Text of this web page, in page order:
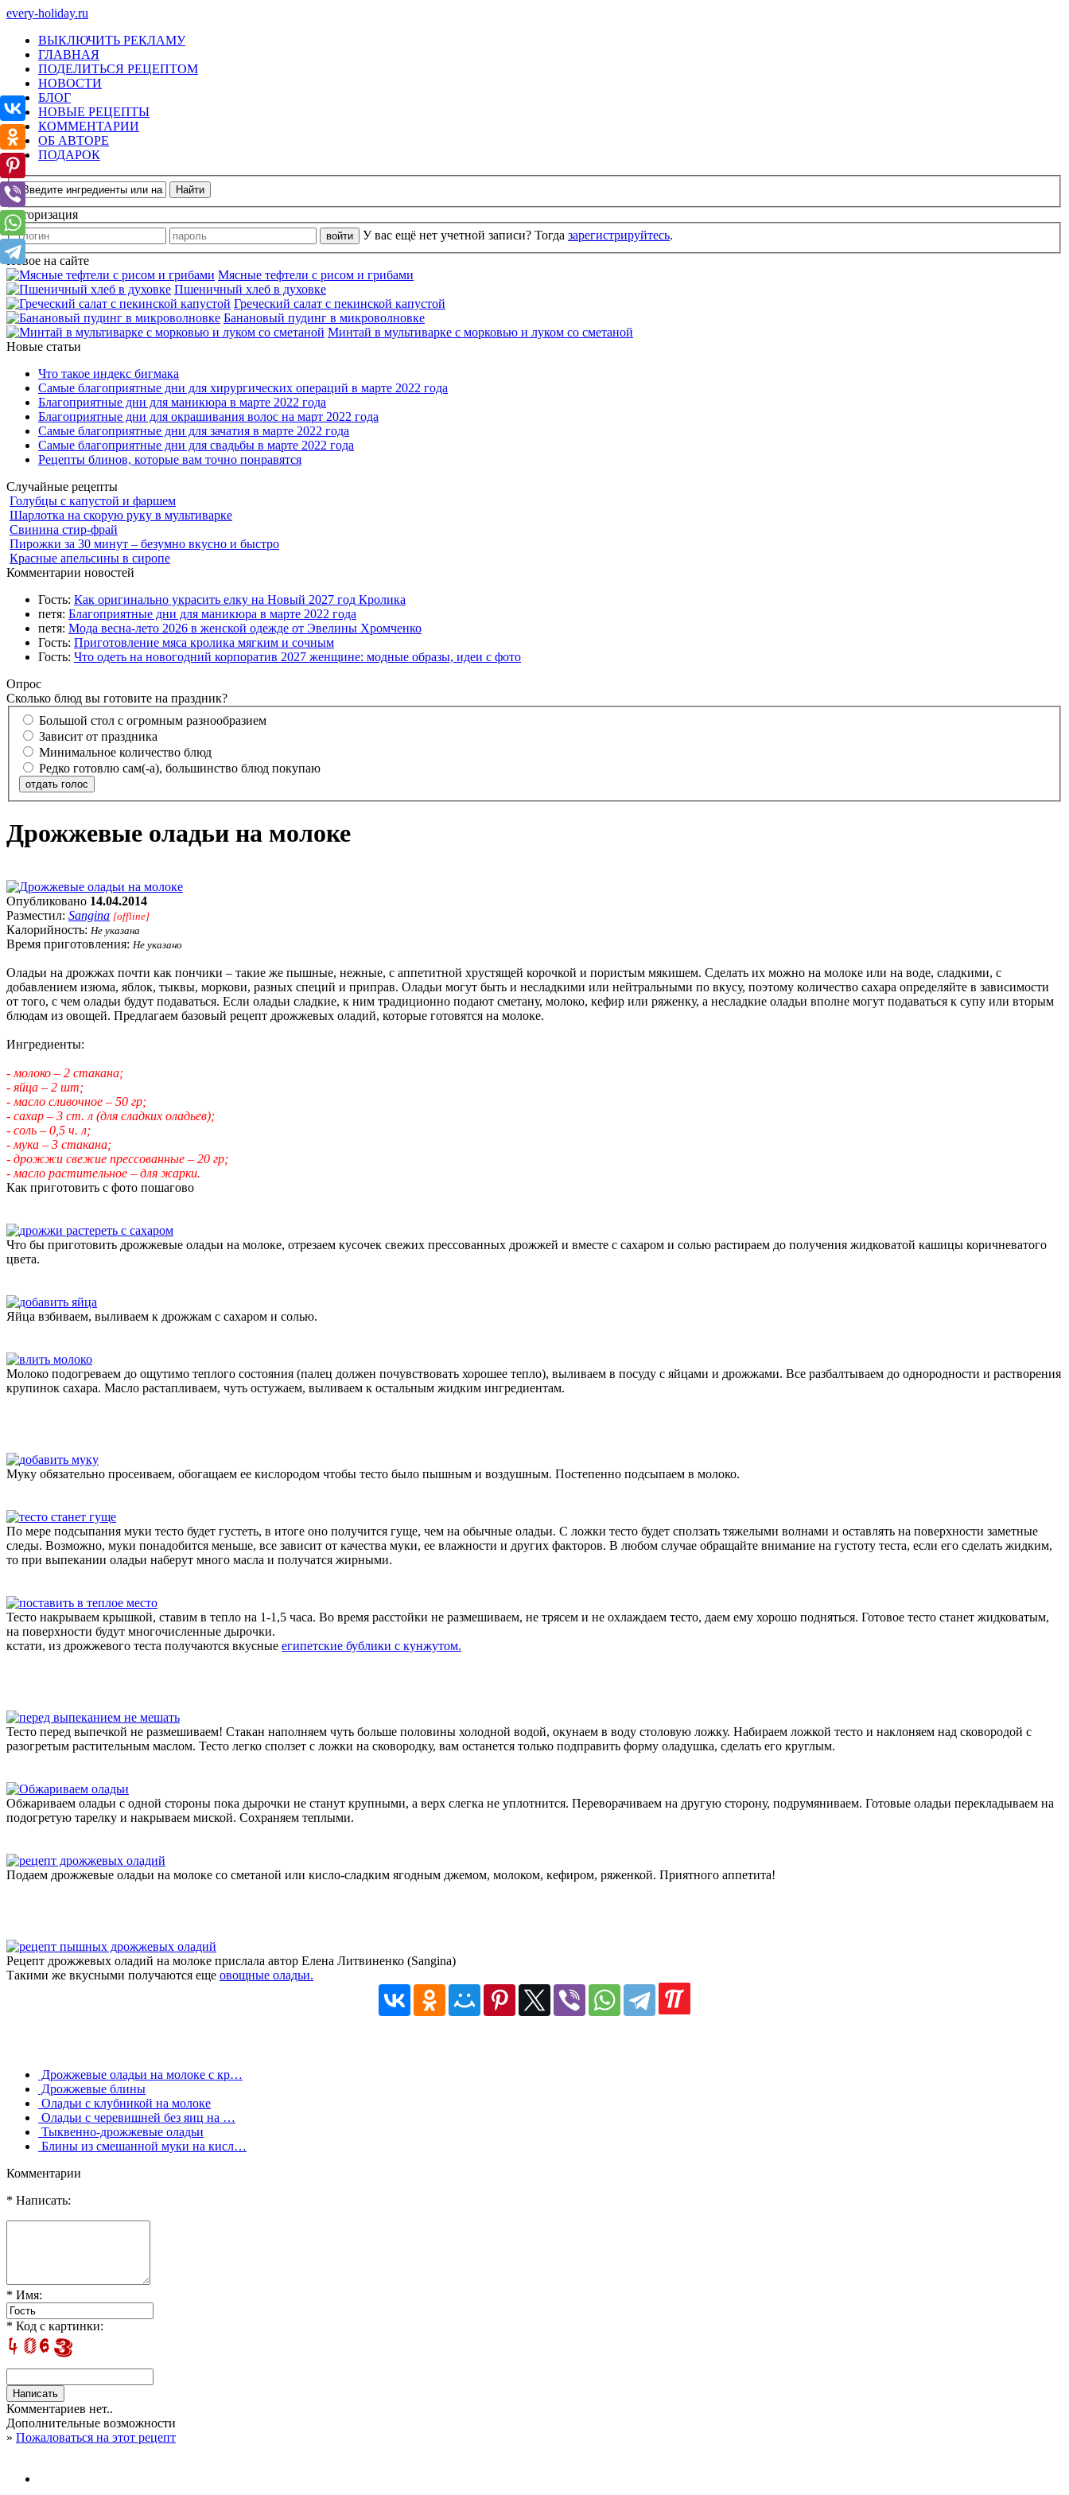
every-holiday.ru
ВЫКЛЮЧИТЬ РЕКЛАМУ
ГЛАВНАЯ
ПОДЕЛИТЬСЯ РЕЦЕПТОМ
НОВОСТИ
БЛОГ
НОВЫЕ РЕЦЕПТЫ
КОММЕНТАРИИ
ОБ АВТОРЕ
ПОДАРОК
Авторизация
У вас ещё нет учетной записи? Тогда зарегистрируйтесь.
Новое на сайте
Мясные тефтели с рисом и грибами
Пшеничный хлеб в духовке
Греческий салат с пекинской капустой
Банановый пудинг в микроволновке
Минтай в мультиварке с морковью и луком со сметаной
Новые статьи
Что такое индекс бигмака
Самые благоприятные дни для хирургических операций в марте 2022 года
Благоприятные дни для маникюра в марте 2022 года
Благоприятные дни для окрашивания волос на март 2022 года
Самые благоприятные дни для зачатия в марте 2022 года
Самые благоприятные дни для свадьбы в марте 2022 года
Рецепты блинов, которые вам точно понравятся
Случайные рецепты
Голубцы с капустой и фаршем
Шарлотка на скорую руку в мультиварке
Свинина стир-фрай
Пирожки за 30 минут – безумно вкусно и быстро
Красные апельсины в сиропе
Комментарии новостей
Гость: Как оригинально украсить елку на Новый 2027 год Кролика
петя: Благоприятные дни для маникюра в марте 2022 года
петя: Мода весна-лето 2026 в женской одежде от Эвелины Хромченко
Гость: Приготовление мяса кролика мягким и сочным
Гость: Что одеть на новогодний корпоратив 2027 женщине: модные образы, идеи с фото
Опрос
Сколько блюд вы готовите на праздник?
Большой стол с огромным разнообразием
Зависит от праздника
Минимальное количество блюд
Редко готовлю сам(-а), большинство блюд покупаю
отдать голос
Дрожжевые оладьи на молоке
Опубликовано 14.04.2014
Разместил: Sangina [offline]
Калорийность: Не указана
Время приготовления: Не указано
Оладьи на дрожжах почти как пончики – такие же пышные, нежные, с аппетитной хрустящей корочкой и пористым мякишем. Сделать их можно на молоке или на воде, сладкими, с
добавлением изюма, яблок, тыквы, моркови, разных специй и приправ. Оладьи могут быть и несладкими или нейтральными по вкусу, поэтому количество сахара определяйте в зависимости
от того, с чем оладьи будут подаваться. Если оладьи сладкие, к ним традиционно подают сметану, молоко, кефир или ряженку, а несладкие оладьи вполне могут подаваться к супу или вторым
блюдам из овощей. Предлагаем базовый рецепт дрожжевых оладий, которые готовятся на молоке.
Ингредиенты:
- молоко – 2 стакана;
- яйца – 2 шт;
- масло сливочное – 50 гр;
- сахар – 3 ст. л (для сладких оладьев);
- соль – 0,5 ч. л;
- мука – 3 стакана;
- дрожжи свежие прессованные – 20 гр;
- масло растительное – для жарки.
Как приготовить с фото пошагово
Что бы приготовить дрожжевые оладьи на молоке, отрезаем кусочек свежих прессованных дрожжей и вместе с сахаром и солью растираем до получения жидковатой кашицы коричневатого
цвета.
Яйца взбиваем, выливаем к дрожжам с сахаром и солью.
Молоко подогреваем до ощутимо теплого состояния (палец должен почувствовать хорошее тепло), выливаем в посуду с яйцами и дрожжами. Все разбалтываем до однородности и растворения
крупинок сахара. Масло растапливаем, чуть остужаем, выливаем к остальным жидким ингредиентам.
Муку обязательно просеиваем, обогащаем ее кислородом чтобы тесто было пышным и воздушным. Постепенно подсыпаем в молоко.
По мере подсыпания муки тесто будет густеть, в итоге оно получится гуще, чем на обычные оладьи. С ложки тесто будет сползать тяжелыми волнами и оставлять на поверхности заметные
следы. Возможно, муки понадобится меньше, все зависит от качества муки, ее влажности и других факторов. В любом случае обращайте внимание на густоту теста, если его сделать жидким,
то при выпекании оладьи наберут много масла и получатся жирными.
Тесто накрываем крышкой, ставим в тепло на 1-1,5 часа. Во время расстойки не размешиваем, не трясем и не охлаждаем тесто, даем ему хорошо подняться. Готовое тесто станет жидковатым,
на поверхности будут многочисленные дырочки.
кстати, из дрожжевого теста получаются вкусные египетские бублики с кунжутом.
Тесто перед выпечкой не размешиваем! Стакан наполняем чуть больше половины холодной водой, окунаем в воду столовую ложку. Набираем ложкой тесто и наклоняем над сковородой с
разогретым растительным маслом. Тесто легко сползет с ложки на сковородку, вам останется только подправить форму оладушка, сделать его круглым.
Обжариваем оладьи с одной стороны пока дырочки не станут крупными, а верх слегка не уплотнится. Переворачиваем на другую сторону, подрумяниваем. Готовые оладьи перекладываем на
подогретую тарелку и накрываем миской. Сохраняем теплыми.
Подаем дрожжевые оладьи на молоке со сметаной или кисло-сладким ягодным джемом, молоком, кефиром, ряженкой. Приятного аппетита!
Рецепт дрожжевых оладий на молоке прислала автор Елена Литвиненко (Sangina)
Такими же вкусными получаются еще овощные оладьи.
Дрожжевые оладьи на молоке с кр…
Дрожжевые блины
Оладьи с клубникой на молоке
Оладьи с черевишней без яиц на …
Тыквенно-дрожжевые оладьи
Блины из смешанной муки на кисл…
Комментарии
* Написать:
* Имя:
* Код с картинки:
Комментариев нет..
Дополнительные возможности
» Пожаловаться на этот рецепт